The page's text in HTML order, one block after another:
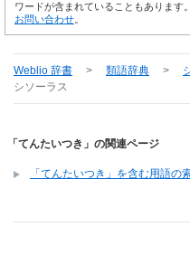
ワードが含まれていることもあります
お問い合わせ
Weblio 辞書 > 類語辞典 >
シソーラス
「てんたいつき」の関連ページ
「てんたいつき」を含む用語の索